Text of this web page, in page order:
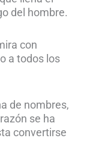
del hombre.
con
a todos los
de nombres,
se ha
convertirse